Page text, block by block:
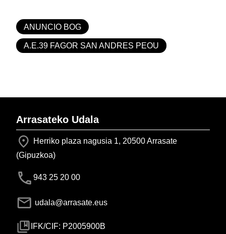
ANUNCIO BOG
A.E.39 FAGOR SAN ANDRES PEOU
Arrasateko Udala
Herriko plaza nagusia 1, 20500 Arrasate
(Gipuzkoa)
943 25 20 00
udala@arrasate.eus
IFK/CIF: P2005900B